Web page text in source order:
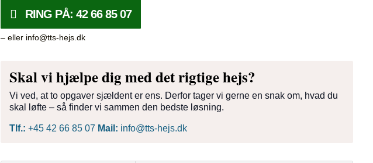
RING PÅ: 42 66 85 07
– eller info@tts-hejs.dk
Skal vi hjælpe dig med det rigtige hejs?
Vi ved, at to opgaver sjældent er ens. Derfor tager vi gerne en snak om, hvad du
skal løfte – så finder vi sammen den bedste løsning.
Tlf.:+45 42 66 85 07 Mail: info@tts-hejs.dk